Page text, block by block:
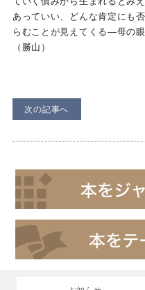
あっていい、どんな肯定にも
らむことが見えてくる―母の
（勝山）
次の記事へ